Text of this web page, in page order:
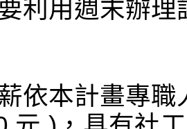
利用週末辦
依本計畫專職